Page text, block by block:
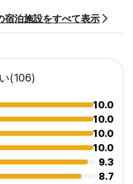
宿泊施設をすべて表示
(106)
10.0
10.0
10.0
10.0
9.3
8.7